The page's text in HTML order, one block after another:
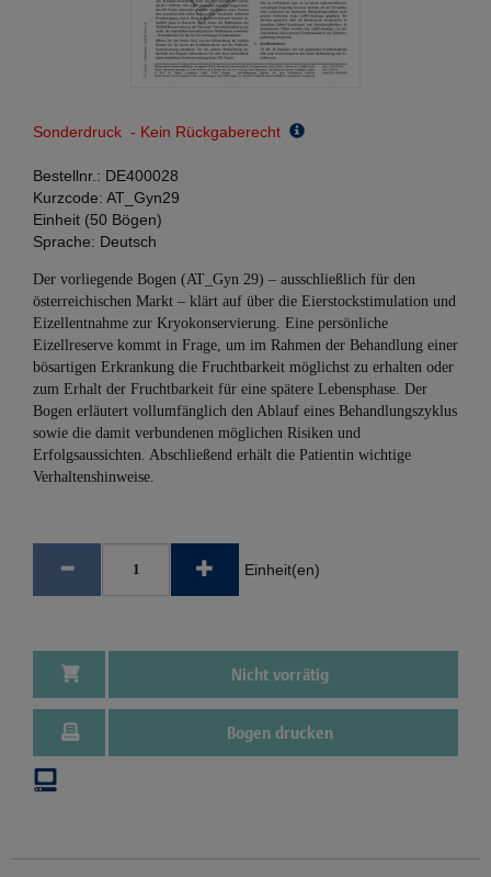
Sonderdruck - Kein Rückgaberecht
Bestellnr.: DE400028
Kurzcode: AT_Gyn29
Einheit (50 Bögen)
Sprache: Deutsch
Der vorliegende Bogen (AT_Gyn 29) – ausschließlich für den
österreichischen Markt – klärt auf über die Eierstockstimulation und
Eizellentnahme zur Kryokonservierung. Eine persönliche
Eizellreserve kommt in Frage, um im Rahmen der Behandlung einer
bösartigen Erkrankung die Fruchtbarkeit möglichst zu erhalten oder
zum Erhalt der Fruchtbarkeit für eine spätere Lebensphase. Der
Bogen erläutert vollumfänglich den Ablauf eines Behandlungszyklus
sowie die damit verbundenen möglichen Risiken und
Erfolgsaussichten. Abschließend erhält die Patientin wichtige
Verhaltenshinweise.
Einheit(en)
Nicht vorrätig
Bogen drucken